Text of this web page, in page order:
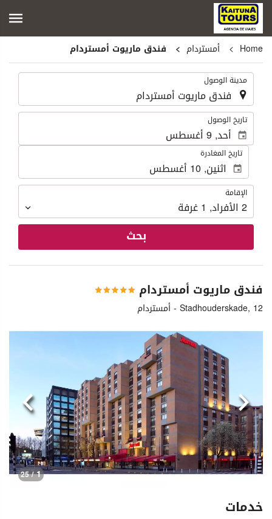
Home أمستردام
فندق ماريوت أمستردام
. مدينة الوصول
. تاريخ الوصول
تاريخ المغادرة
الإقامة
الإقامة
2 الأفراد,
1غرفة
بحث
فندق ماريوت أمستردام
Stadhouderskade, 12 - أمستردام
1
/ 25
السابق
خدمات